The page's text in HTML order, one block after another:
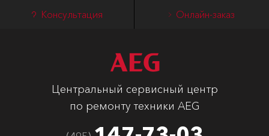
Консультация Онлайн-заказ
Центральный сервисный центр
по ремонту техники AEG